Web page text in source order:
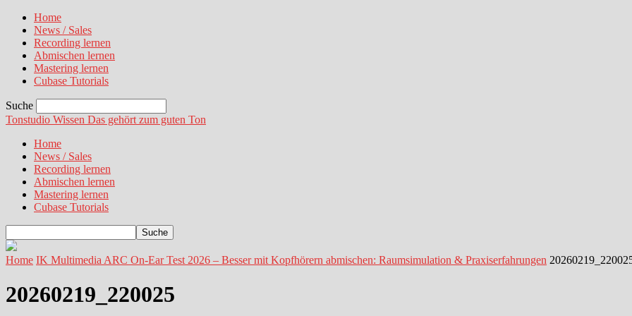
Home
News / Sales
Recording lernen
Abmischen lernen
Mastering lernen
Cubase Tutorials
Suche
Tonstudio Wissen Das gehört zum guten Ton
Home
News / Sales
Recording lernen
Abmischen lernen
Mastering lernen
Cubase Tutorials
Home IK Multimedia ARC On‑Ear Test 2026 – Besser mit Kopfhörern abmischen: Raumsimulation & Praxiserfahrungen
20260219_220025